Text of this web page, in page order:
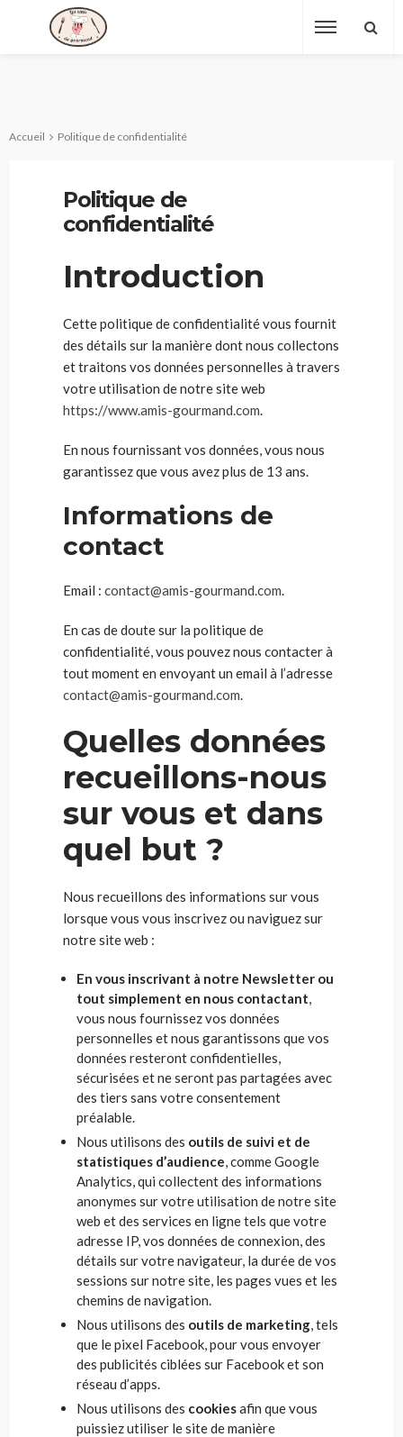
Accueil Politique de confidentialité
Politique de
confidentialité
Introduction
Cette politique de confidentialité vous fournit
des détails sur la manière dont nous collectons
et traitons vos données personnelles à travers
votre utilisation de notre site web
https://www.amis-gourmand.com.
En nous fournissant vos données, vous nous
garantissez que vous avez plus de 13 ans.
Informations de
contact
Email : contact@amis-gourmand.com.
En cas de doute sur la politique de
confidentialité, vous pouvez nous contacter à
tout moment en envoyant un email à l’adresse
contact@amis-gourmand.com.
Quelles données
recueillons-nous
sur vous et dans
quel but ?
Nous recueillons des informations sur vous
lorsque vous vous inscrivez ou naviguez sur
notre site web :
En vous inscrivant à notre Newsletter ou
tout simplement en nous contactant,
vous nous fournissez vos données
personnelles et nous garantissons que vos
données resteront confidentielles,
sécurisées et ne seront pas partagées avec
des tiers sans votre consentement
préalable.
Nous utilisons des outils de suivi et de
statistiques d’audience, comme Google
Analytics, qui collectent des informations
anonymes sur votre utilisation de notre site
web et des services en ligne tels que votre
adresse IP, vos données de connexion, des
détails sur votre navigateur, la durée de vos
sessions sur notre site, les pages vues et les
chemins de navigation.
Nous utilisons des outils de marketing, tels
que le pixel Facebook, pour vous envoyer
des publicités ciblées sur Facebook et son
réseau d’apps.
Nous utilisons des cookiesafin que vous
puissiez utiliser le site de manière